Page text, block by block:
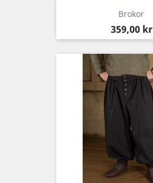
Brokor
Pris
359,00 kr